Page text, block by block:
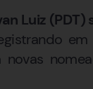
Luiz